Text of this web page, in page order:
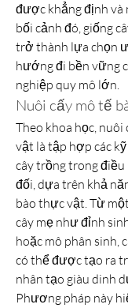
được khẳng định và
bối cảnh đó, giống
trở thành lựa chọn
hướng đi bền vững
nghiệp quy mô lớn.
Nuôi cấy mô tế
Theo khoa học,
vật là tập hợp các
cây trồng trong
đối, dựa trên khả
bào thực vật. Từ
cây mẹ như đỉnh
hoặc mô phân sinh,
có thể được tạo ra
nhân tạo giàu dinh
Phương pháp này